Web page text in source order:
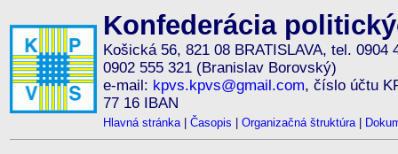
Konfederácia
Košická 56, 821 08 BRATISLAVA, tel. 0904
0902 555 321 (Branislav Borovský)
e-mail: kpvs.kpvs@gmail.com, číslo účtu
77 16 IBAN
Hlavná stránka| Časopis Organizačná štruktúra|